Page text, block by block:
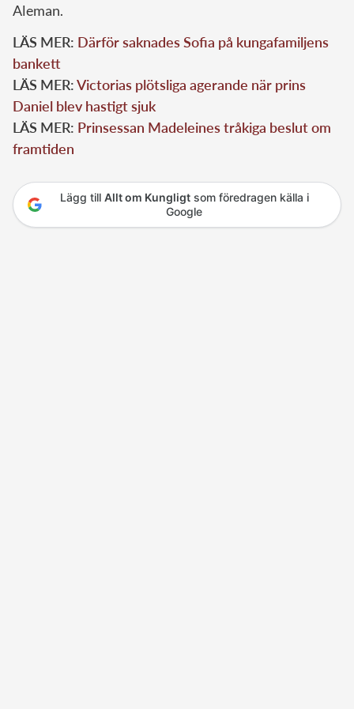
Aleman.
LÄS MER: Därför saknades Sofia på kungafamiljens
bankett
LÄS MER:Victorias plötsliga agerande när prins
Daniel blev hastigt sjuk
LÄS MER: Prinsessan Madeleines tråkiga beslut om
framtiden
Lägg till Allt om Kungligtsom föredragen källa i
Google